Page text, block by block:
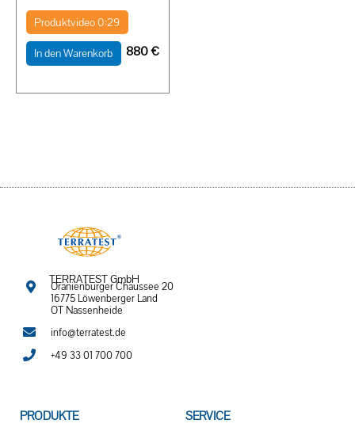
Produktvideo 0:29
In den Warenkorb 880€
TERRATEST GmbH
Oranienburger Chaussee 20
16775 Löwenberger Land
OT Nassenheide
info@terratest.de
+49 33 01 700 700
PRODUKTE SERVICE